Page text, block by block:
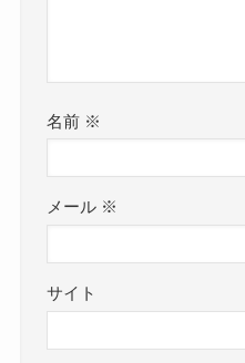
名前 ※
メール ※
サイト